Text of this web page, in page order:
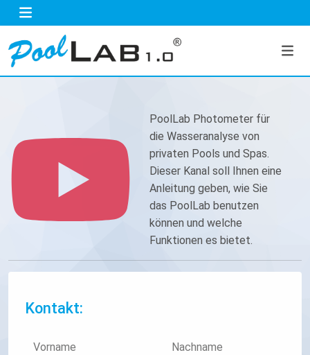
PoolLab Photometer für
die Wasseranalyse von
privaten Pools und Spas.
Dieser Kanal soll Ihnen eine
Anleitung geben, wie Sie
das PoolLab benutzen
können und welche
Funktionen es bietet.
Kontakt:
Vorname Nachname